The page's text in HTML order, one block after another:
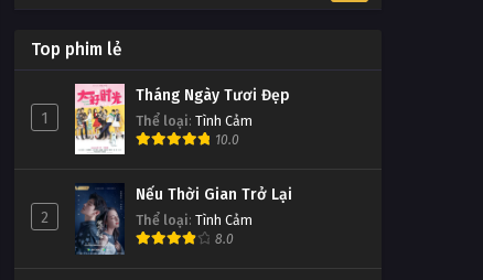
Top phim lẻ
1
Tháng Ngày Tươi Đẹp
Thể loại: Tình Cảm
10.0
2
Nếu Thời Gian Trở Lại
Thể loại: Tình Cảm
8.0